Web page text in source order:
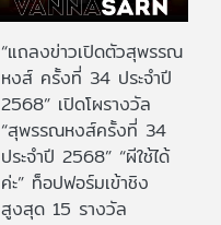
“แถลงข่าวเปิดตัวสุพรรณ
หงส์ ครั้งที่ 34 ประจำปี
2568” เปิดโผรางวัล
“สุพรรณหงส์ครั้งที่ 34
ประจำปี 2568” “ผีใช้ได้
ค่ะ” ท็อปฟอร์มเข้าชิง
สูงสุด 15 รางวัล